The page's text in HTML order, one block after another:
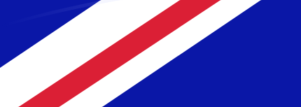
MGF
721,064
MGF
GBP 1,442,130
100
2,884,260
MGF
14,421,300
GBP 28,842,600